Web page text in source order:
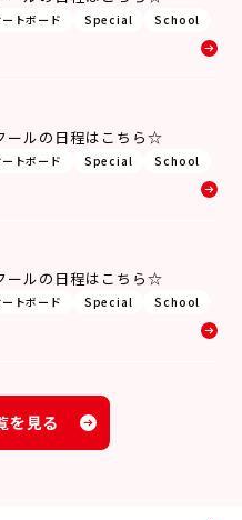
トボード Special
School
ールの日程はこちら☆
トボード Special
School
ールの日程はこちら☆
トボード Special
School
を見る